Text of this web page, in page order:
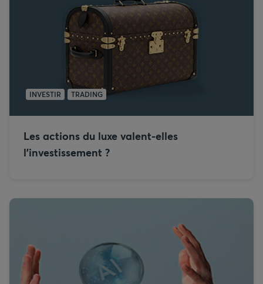
INVESTIR TRADING
Les actions du luxe valent-elles
l’investissement ?